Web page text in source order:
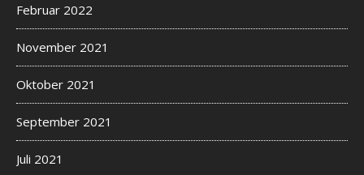
Februar 2022
November 2021
Oktober 2021
September 2021
Juli 2021